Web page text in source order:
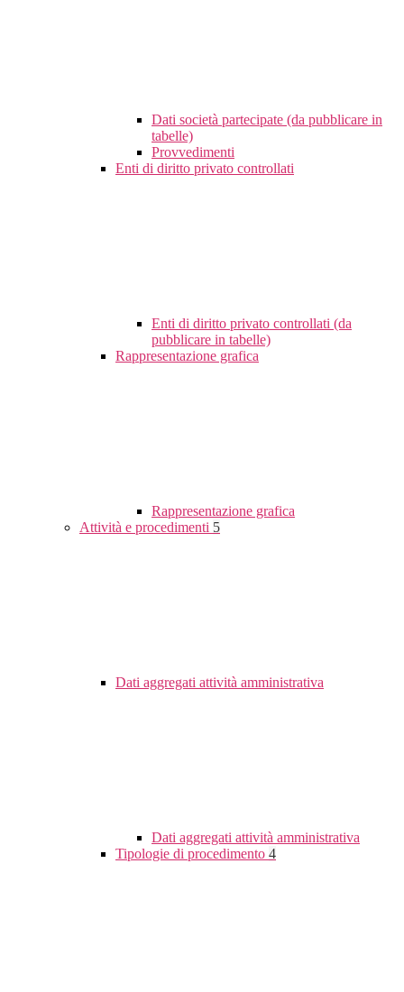
Dati società partecipate (da pubblicare in
tabelle)
Provvedimenti
Enti di diritto privato controllati
Enti di diritto privato controllati (da
pubblicare in tabelle)
Rappresentazione grafica
Rappresentazione grafica
Attività e procedimenti 5
Dati aggregati attività amministrativa
Dati aggregati attività amministrativa
Tipologie di procedimento 4